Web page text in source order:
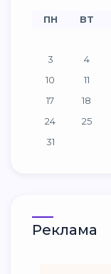
ПН ВТ
3
4
10
11
17
18
24
25
31
Реклама